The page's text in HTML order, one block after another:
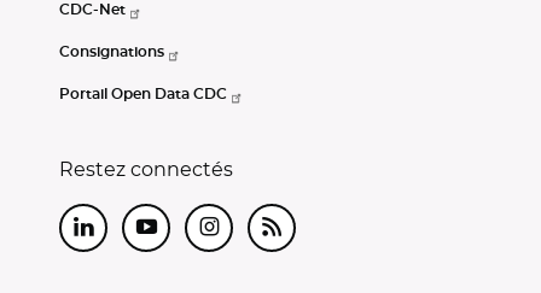
CDC-Net
Consignations
Portail Open Data CDC
Restez connectés
LinkedInYoutubeInstagram
RSS